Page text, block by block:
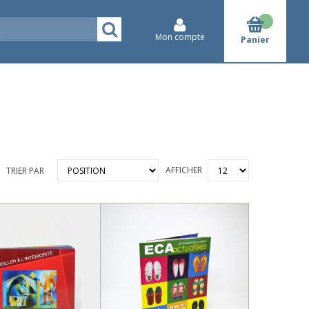
Mon compte Panier
AFFICHER
TRIER PAR